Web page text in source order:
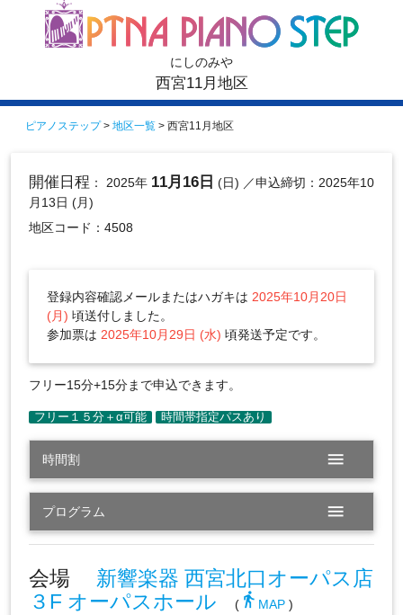
にしのみや
西宮11月地区
ピアノステップ> 地区一覧 > 西宮11月地区
開催日程 ： 2025年 11月16日 (日) ／申込締切：2025年10
月13日 (月)
地区コード：4508
登録内容確認メールまたはハガキは 2025年10月20日
(月) 頃送付しました。
参加票は 2025年10月29日 (水) 頃発送予定です。
フリー15分+15分まで申込できます。
時間割 menu
プログラム menu
会場 新響楽器 西宮北口オーパス店
３F オーパスホール
(directions_walk MAP)